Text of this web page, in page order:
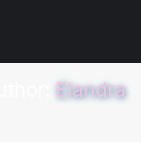
Elandra